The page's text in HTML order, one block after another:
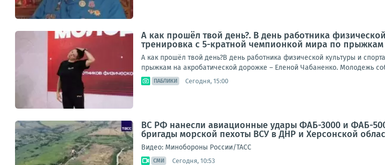
А как прошёл твой день?. В день работника
тренировка с 5-кратной чемпионкой мира по
А как прошёл твой день?В день работника физической культуры и
прыжкам на акробатической дорожке – Еленой Чабаненко. Молодежь
ПАБЛИКИ Сегодня, 15:00
ВС РФ нанесли авиационные удары ФАБ-3000 и ФАБ-
бригады морской пехоты ВСУ в ДНР и Херсонской
Видео: Минобороны России/ТАСС
СМИ Сегодня, 10:53